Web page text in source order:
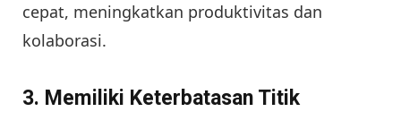
cepat, meningkatkan produktivitas dan
kolaborasi.
3. Memiliki Keterbatasan Titik